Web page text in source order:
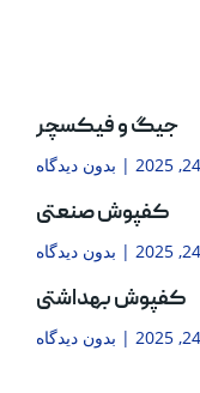
جیگ و فیکسچر
بدون دیدگاه
کفپوش صنعتی
بدون دیدگاه
کفپوش بهداشتی
بدون دیدگاه